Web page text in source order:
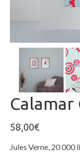
Calamar
58,00€
Jules Verne, 20 000